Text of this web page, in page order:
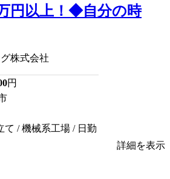
円以上！◆自分の時
株式会社
円
て / 機械系工場 / 日勤
詳細を表示